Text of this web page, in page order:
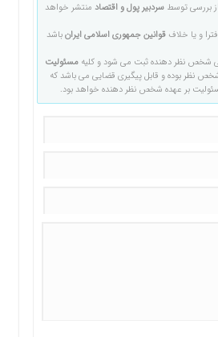
بررسی توسط سردبیر پول و اقتصاد منتشر خواهد
و یا خلاف قوانین جمهوری اسلامی ایرانباشد
شخص نظر دهنده ثبت می شود و کلیه مسئولیت
نظر بوده و قابل پیگیری قضایی می باشد که
بر عهده شخص نظر دهنده خواهد بود.